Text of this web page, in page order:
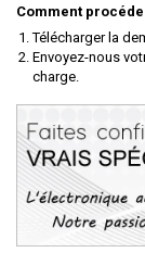
Comment
Télécharger la
Envoyez-nous
charge.